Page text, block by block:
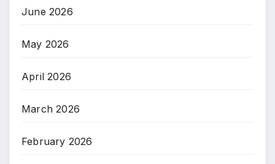
June 2026
May 2026
April 2026
March 2026
February 2026